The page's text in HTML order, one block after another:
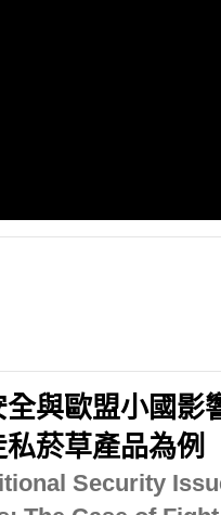
全與歐盟小國影
私菸草產品為例
Security